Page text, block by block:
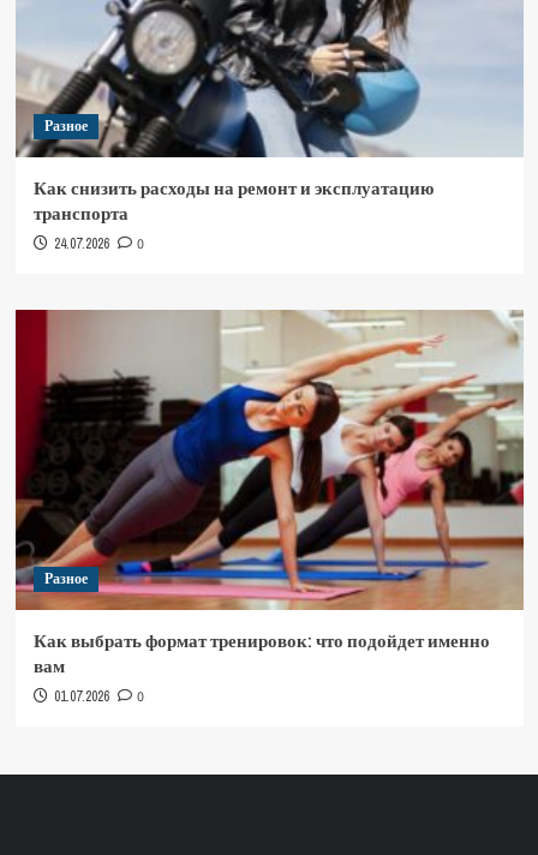
Разное
Как снизить расходы на ремонт и эксплуатацию
транспорта
24.07.2026 0
Разное
Как выбрать формат тренировок: что подойдет именно
вам
01.07.2026 0